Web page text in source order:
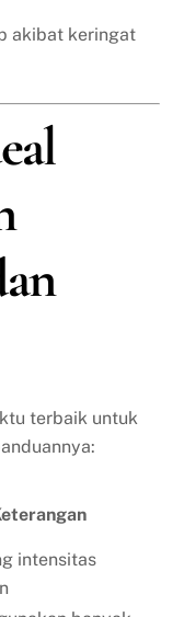
akibat keringat
terbaik untuk
intensitas